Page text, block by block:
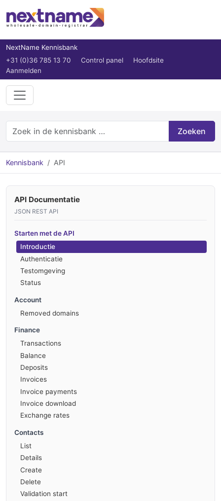
NextName Kennisbank
+31 (0)36 785 13 70
Control panel
Hoofdsite
Aanmelden
Zoeken
Kennisbank API
API Documentatie
JSON REST API
Starten met de API
Introductie
Authenticatie
Testomgeving
Status
Account
Removed domains
Finance
Transactions
Balance
Deposits
Invoices
Invoice payments
Invoice download
Exchange rates
Contacts
List
Details
Create
Delete
Validation start